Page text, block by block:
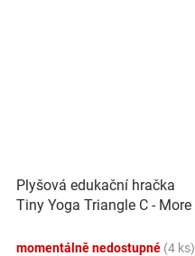
Plyšová edukační hračka
Tiny Yoga Triangle C - More
BabyOno
momentálně nedostupné (4 ks)